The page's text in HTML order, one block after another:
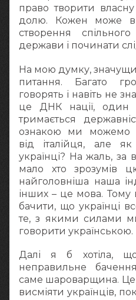
право творити
долю. Кожен може
створення
держави і починати
На мою думку,
питання. Багато
говорять і навіть не
це ДНК нації, один
тримається
ознакою ми можемо
від італійця, але
українці? На жаль, за
мало хто зрозумів
найголовніша наша
інших – це мова. Тому
бачити, що українці
те, з якими силами
говорити українською.
Далі я б хотіла,
неправильне
саме шароварщина.
висміяти українців,